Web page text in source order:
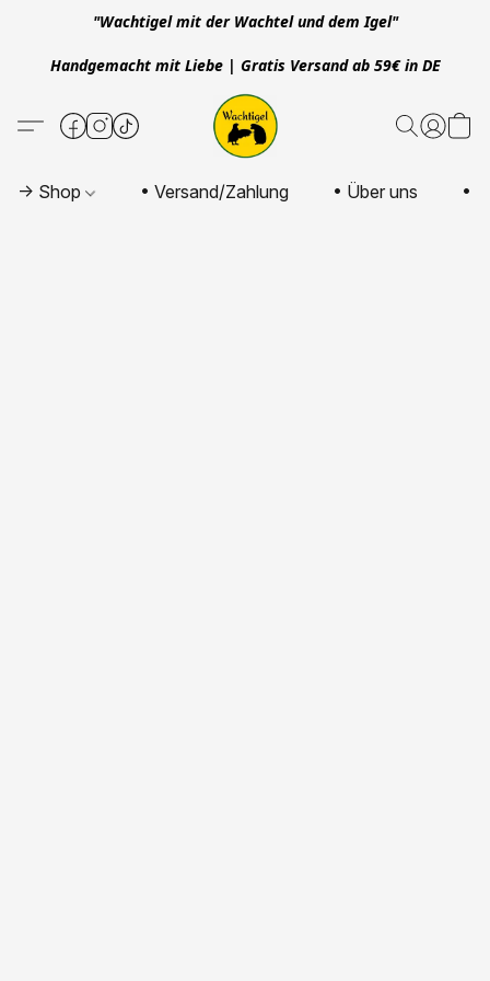
"Wachtigel mit der Wachtel und dem Igel"
Handgemacht mit Liebe | Gratis Versand ab 59€ in DE
-> Shop • Versand/Zahlung • Über uns •